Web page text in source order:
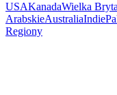
USAKanadaWielka
ArabskieAustraliaIndie
Regiony